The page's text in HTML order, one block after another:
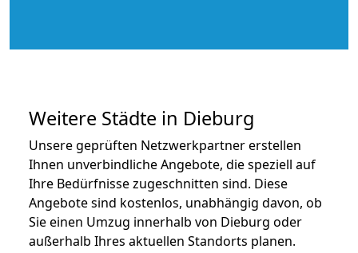
Weitere Städte in Dieburg
Unsere geprüften Netzwerkpartner erstellen
Ihnen unverbindliche Angebote, die speziell auf
Ihre Bedürfnisse zugeschnitten sind. Diese
Angebote sind kostenlos, unabhängig davon, ob
Sie einen Umzug innerhalb von Dieburg oder
außerhalb Ihres aktuellen Standorts planen.